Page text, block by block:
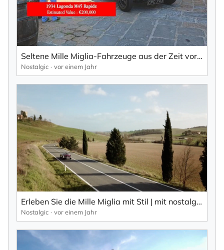
Seltene Mille Miglia-Fahrzeuge aus der Zeit vor 1940 entdeckt – Sie werden ihren Wert nicht glauben!
Nostalgic vor einem Jahr
Erleben Sie die Mille Miglia mit Stil | mit nostalgischem Fahrerlebnis
Nostalgic vor einem Jahr